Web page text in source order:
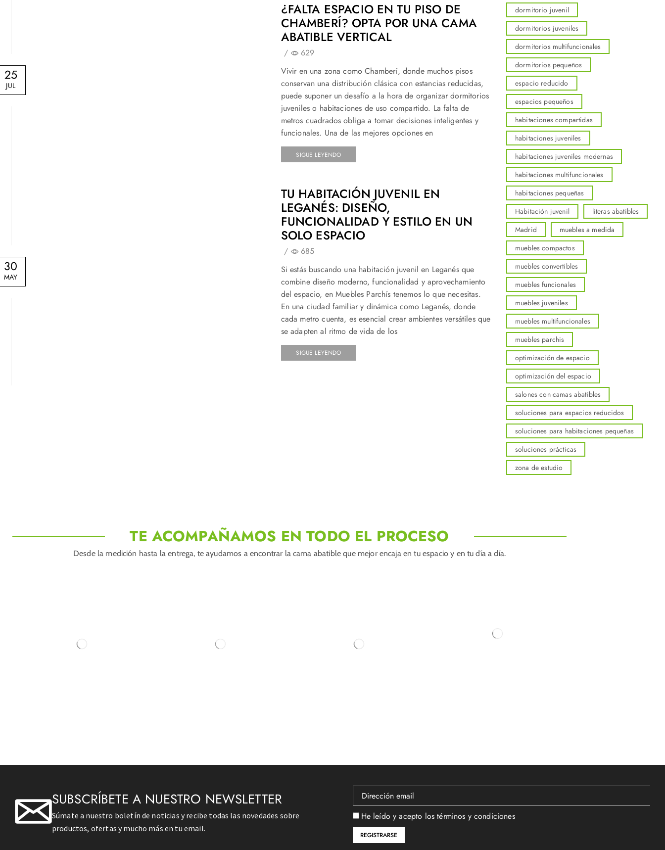
¿FALTA ESPACIO EN TU PISO DE
CHAMBERÍ? OPTA POR UNA CAMA
ABATIBLE VERTICAL
/
629
Vivir en una zona como Chamberí, donde muchos pisos
conservan una distribución clásica con estancias reducidas,
puede suponer un desafío a la hora de organizar dormitorios
juveniles o habitaciones de uso compartido. La falta de
metros cuadrados obliga a tomar decisiones inteligentes y
funcionales. Una de las mejores opciones en
SIGUE LEYENDO
25
JUL
TU HABITACIÓN JUVENIL EN
LEGANÉS: DISEÑO,
FUNCIONALIDAD Y ESTILO EN UN
SOLO ESPACIO
/
685
Si estás buscando una habitación juvenil en Leganés que
combine diseño moderno, funcionalidad y aprovechamiento
del espacio, en Muebles Parchís tenemos lo que necesitas.
En una ciudad familiar y dinámica como Leganés, donde
cada metro cuenta, es esencial crear ambientes versátiles que
se adapten al ritmo de vida de los
SIGUE LEYENDO
30
MAY
dormitorio juvenil
dormitorios juveniles
dormitorios multifuncionales
dormitorios pequeños
espacio reducido
espacios pequeños
habitaciones compartidas
habitaciones juveniles
habitaciones juveniles modernas
habitaciones multifuncionales
habitaciones pequeñas
Habitación juvenil
literas abatibles
Madrid
muebles a medida
muebles compactos
muebles convertibles
muebles funcionales
muebles juveniles
muebles multifuncionales
muebles parchis
optimización de espacio
optimización del espacio
salones con camas abatibles
soluciones para espacios reducidos
soluciones para habitaciones pequeñas
soluciones prácticas
zona de estudio
TE ACOMPAÑAMOS EN TODO EL PROCESO
Desde la medición hasta la entrega, te ayudamos a encontrar la cama abatible que mejor encaja en tu espacio y en tu día a día.
SUBSCRÍBETE A NUESTRO NEWSLETTER
Súmate a nuestro boletín de noticias y recibe todas las novedades sobre
productos, ofertas y mucho más en tu email.
He leído y acepto los términos y condiciones